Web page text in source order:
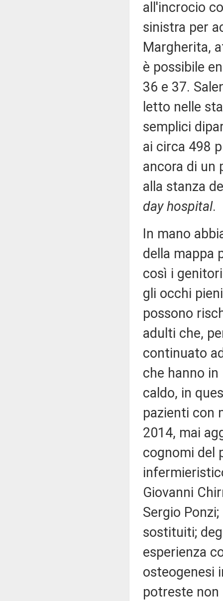
all'incrocio
sinistra per
Margherita,
è possibile
36 e 37.
letto nelle
semplici
ai circa 498
ancora di un
alla stanza
day hospital.
In mano
della mappa
così i
gli occhi
possono
adulti che,
continuato
che hanno
caldo, in
pazienti con
2014, mai
cognomi del
Giovanni
Sergio
sostituiti;
esperienza
osteogenesi
potreste